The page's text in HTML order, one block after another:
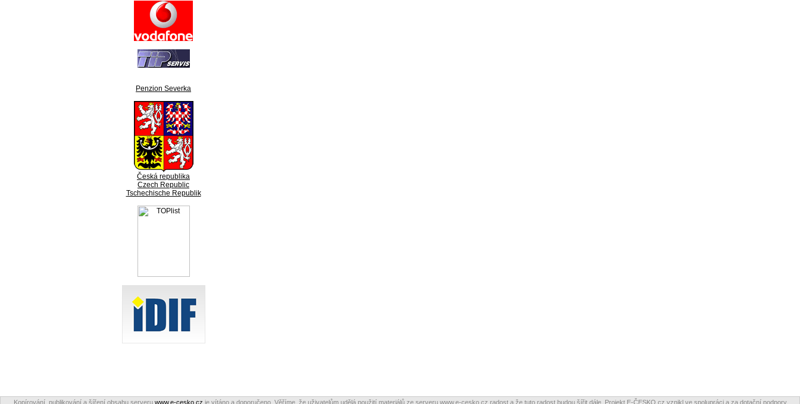
Penzion Severka
Česká republika
Czech Republic
Tschechische Republik
Kopírování, publikování a šíření obsahu serveru www.e-cesko.cz je vítáno a doporučeno. Věříme, že uživatelům udělá použití materiálů ze serveru www.e-cesko.cz radost a že tuto radost budou šířit dále. Projekt E-ČESKO.cz vznikl ve spolupráci a za dotační podpory